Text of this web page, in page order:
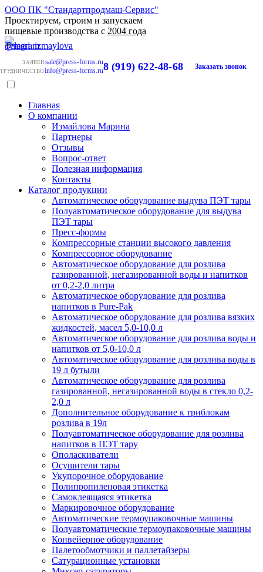
ООО ПК "Стандартпродмаш-Сервис"
Проектируем, строим и запускаем
пищевые производства с 2004 года
ЗАЯВКИ sale@press-forms.ru
info@press-forms.ru8 (919) 622-48-68 Заказать звонок
Главная
О компании
Измайлова Марина
Партнеры
Отзывы
Вопрос-ответ
Полезная информация
Контакты
Каталог продукции
Автоматическое оборудование выдува ПЭТ тары
Полуавтоматическое оборудование для выдува
ПЭТ тары
Пресс-формы
Компрессорные станции высокого давления
Компрессорное оборудование
Автоматическое оборудование для розлива
газированной, негазированной воды и напитков
от 0,2-2,0 литра
Автоматическое оборудование для розлива
напитков в Pure-Pak
Автоматическое оборудование для розлива вязких
жидкостей, масел 5,0-10,0 л
Автоматическое оборудование для розлива воды и
напитков от 5,0-10,0 л
Автоматическое оборудование для розлива воды в
19 л бутыли
Автоматическое оборудование для розлива
газированной, негазированной воды в стекло 0,2-
2,0 л
Дополнительное оборудование к триблокам
розлива в 19л
Полуавтоматическое оборудование для розлива
напитков в ПЭТ тару
Ополаскиватели
Осушители тары
Укупорочное оборудование
Полипропиленовая этикетка
Самоклеящаяся этикетка
Маркировочное оборудование
Автоматические термоупаковочные машины
Полуавтоматические термоупаковочные машины
Конвейерное оборудование
Палетообмотчики и паллетайзеры
Сатурационные установки